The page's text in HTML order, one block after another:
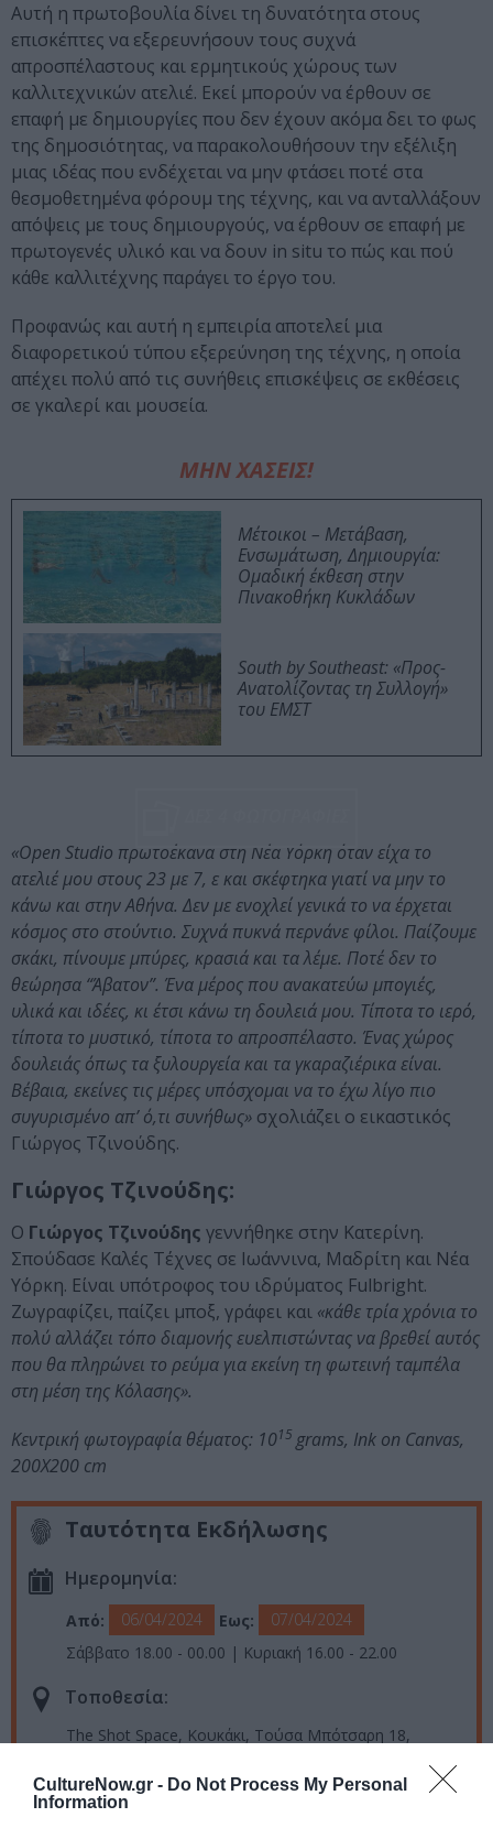
CultureNow.gr - Do Not Process My Personal
Information
Αυτή η πρωτοβουλία δίνει τη δυνατότητα στους
επισκέπτες να εξερευνήσουν τους συχνά
απροσπέλαστους και ερμητικούς χώρους των
καλλιτεχνικών ατελιέ. Εκεί μπορούν να έρθουν σε
επαφή με δημιουργίες που δεν έχουν ακόμα δει το φως
της δημοσιότητας, να παρακολουθήσουν την εξέλιξη
μιας ιδέας που ενδέχεται να μην φτάσει ποτέ στα
θεσμοθετημένα φόρουμ της τέχνης, και να ανταλλάξουν
απόψεις με τους δημιουργούς, να έρθουν σε επαφή με
πρωτογενές υλικό και να δουν in situ το πώς και πού
κάθε καλλιτέχνης παράγει το έργο του.
Προφανώς και αυτή η εμπειρία αποτελεί μια
διαφορετικού τύπου εξερεύνηση της τέχνης, η οποία
απέχει πολύ από τις συνήθεις επισκέψεις σε εκθέσεις
σε γκαλερί και μουσεία.
ΜΗΝ ΧΑΣΕΙΣ!
Μέτοικοι – Μετάβαση,
Ενσωμάτωση, Δημιουργία:
Ομαδική έκθεση στην
Πινακοθήκη Κυκλάδων
South by Southeast: «Προς-
Ανατολίζοντας τη Συλλογή»
του ΕΜΣΤ
«Open Studio πρωτοέκανα στη Νέα Υόρκη όταν είχα το
ατελιέ μου στους 23 με 7, ε και σκέφτηκα γιατί να μην το
κάνω και στην Αθήνα. Δεν με ενοχλεί γενικά το να έρχεται
κόσμος στο στούντιο. Συχνά πυκνά περνάνε φίλοι. Παίζουμε
σκάκι, πίνουμε μπύρες, κρασιά και τα λέμε. Ποτέ δεν το
θεώρησα “Άβατον”. Ένα μέρος που ανακατεύω μπογιές,
υλικά και ιδέες, κι έτσι κάνω τη δουλειά μου. Τίποτα το ιερό,
τίποτα το μυστικό, τίποτα το απροσπέλαστο. Ένας χώρος
δουλειάς όπως τα ξυλουργεία και τα γκαραζιέρικα είναι.
Βέβαια, εκείνες τις μέρες υπόσχομαι να το έχω λίγο πιο
συγυρισμένο απ’ ό,τι συνήθως» σχολιάζει ο εικαστικός
Γιώργος Τζινούδης.
Γιώργος Τζινούδης:
Ο Γιώργος Τζινούδης γεννήθηκε στην Κατερίνη.
Σπούδασε Καλές Τέχνες σε Ιωάννινα, Μαδρίτη και Νέα
Υόρκη. Είναι υπότροφος του ιδρύματος Fulbright.
Ζωγραφίζει, παίζει μποξ, γράφει και «κάθε τρία χρόνια το
πολύ αλλάζει τόπο διαμονής ευελπιστώντας να βρεθεί αυτός
που θα πληρώνει το ρεύμα για εκείνη τη φωτεινή ταμπέλα
στη μέση της Κόλασης».
Κεντρική φωτογραφία θέματος: 1015 grams, Ink on Canvas,
200X200 cm
Ταυτότητα Εκδήλωσης
Ημερομηνία:
Από: 06/04/2024 Εως:
07/04/2024
Σάββατο 18.00 - 00.00 | Κυριακή 16.00 - 22.00
Τοποθεσία:
The Shot Space, Κουκάκι, Τούσα Μπότσαρη 18,